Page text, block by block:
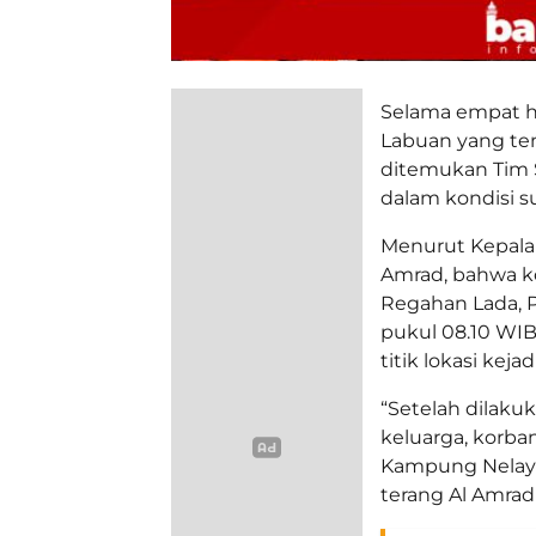
Selama empat
Labuan yang
ditemukan Tim
dalam kondisi
Menurut
Amrad, bahwa
Regahan Lada,
pukul 08.10
titik lokasi
“Setelah
keluarga,
Kampung
terang Al